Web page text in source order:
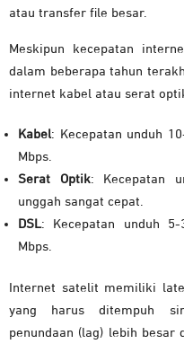
atau transfer file besar.
Meskipun kecepatan
dalam beberapa tahun
internet kabel atau serat
Kabel: Kecepatan unduh
Mbps.
Serat Optik: Kecepatan
unggah sangat cepat.
DSL: Kecepatan unduh 5-
Mbps.
Internet satelit memiliki
yang harus ditempuh
penundaan (lag) lebih besar